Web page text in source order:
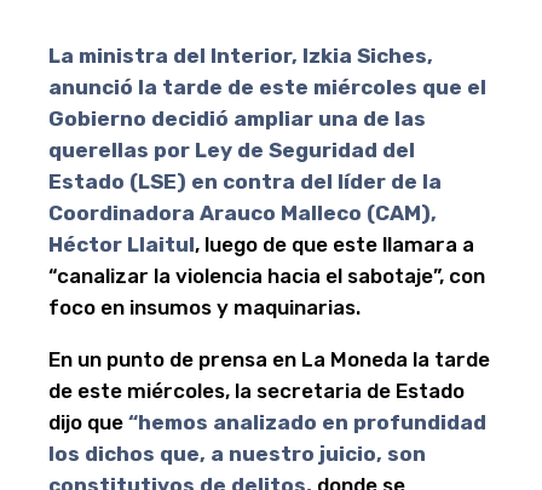
La ministra del Interior, Izkia Siches,
anunció la tarde de este miércoles que el
Gobierno decidió ampliar una de las
querellas por Ley de Seguridad del
Estado (LSE) en contra del líder de la
Coordinadora Arauco Malleco (CAM),
Héctor Llaitul, luego de que este llamara a
“canalizar la violencia hacia el sabotaje”, con
foco en insumos y maquinarias.
En un punto de prensa en La Moneda la tarde
de este miércoles, la secretaria de Estado
dijo que “hemos analizado en profundidad
los dichos que, a nuestro juicio, son